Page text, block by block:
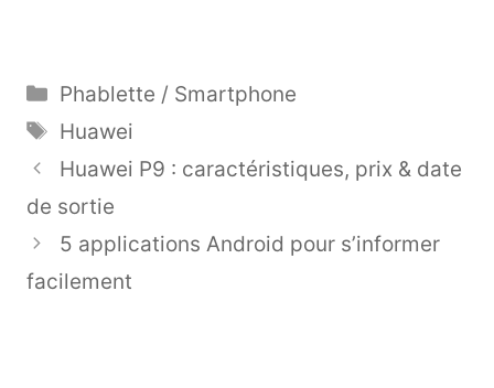
Catégories
Phablette / Smartphone
Étiquettes
Huawei
Huawei P9 : caractéristiques, prix & date
de sortie
5 applications Android pour s’informer
facilement